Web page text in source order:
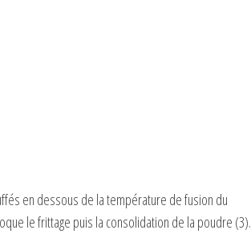
en dessous de la température de fusion du
le frittage puis la consolidation de la poudre (3).